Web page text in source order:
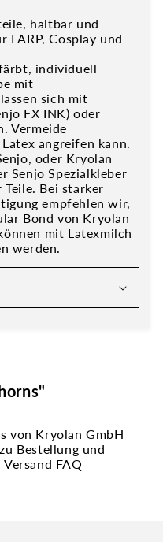
haltbar und
LARP, Cosplay und
individuell
mit
sich mit
FX INK) oder
Vermeide
angreifen kann.
oder Kryolan
Senjo Spezialkleber
Teile. Bei starker
empfehlen wir,
Bond von Kryolan
mit Latexmilch
werden.
von Kryolan GmbH
Bestellung und
FAQ